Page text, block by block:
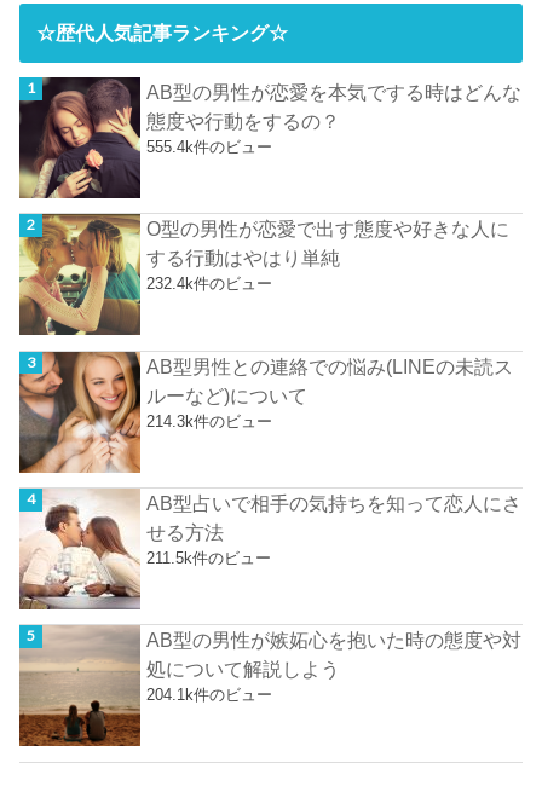
☆歴代人気記事ランキング☆
AB型の男性が恋愛を本気でする時はどんな
態度や行動をするの？
555.4k件のビュー
O型の男性が恋愛で出す態度や好きな人に
する行動はやはり単純
232.4k件のビュー
AB型男性との連絡での悩み(LINEの未読ス
ルーなど)について
214.3k件のビュー
AB型占いで相手の気持ちを知って恋人にさ
せる方法
211.5k件のビュー
AB型の男性が嫉妬心を抱いた時の態度や対
処について解説しよう
204.1k件のビュー